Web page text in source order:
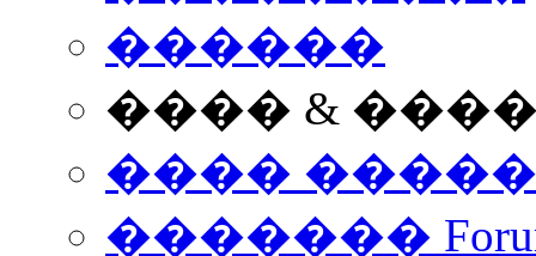
������
���� &
����
�������